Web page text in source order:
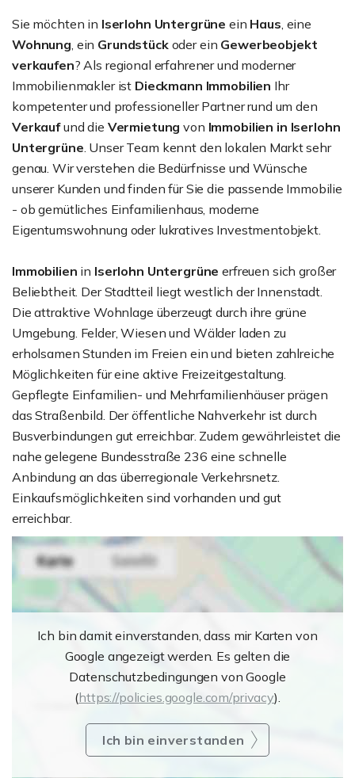
Sie möchten in Iserlohn Untergrüne ein Haus, eine
Wohnung, ein Grundstückoder ein Gewerbeobjekt
verkaufen? Als regional erfahrener und moderner
Immobilienmakler ist Dieckmann Immobilien Ihr
kompetenter und professioneller Partner rund um den
Verkaufund die Vermietungvon Immobilien in Iserlohn
Untergrüne. Unser Team kennt den lokalen Markt sehr
genau. Wir verstehen die Bedürfnisse und Wünsche
unserer Kunden und finden für Sie die passende Immobilie
- ob gemütliches Einfamilienhaus, moderne
Eigentumswohnung oder lukratives Investmentobjekt.
Immobilien in Iserlohn Untergrüneerfreuen sich großer
Beliebtheit. Der Stadtteil liegt westlich der Innenstadt.
Die attraktive Wohnlage überzeugt durch ihre grüne
Umgebung. Felder, Wiesen und Wälder laden zu
erholsamen Stunden im Freien ein und bieten zahlreiche
Möglichkeiten für eine aktive Freizeitgestaltung.
Gepflegte Einfamilien- und Mehrfamilienhäuser prägen
das Straßenbild. Der öffentliche Nahverkehr ist durch
Busverbindungen gut erreichbar. Zudem gewährleistet die
nahe gelegene Bundesstraße 236 eine schnelle
Anbindung an das überregionale Verkehrsnetz.
Einkaufsmöglichkeiten sind vorhanden und gut
erreichbar.
Ich bin damit einverstanden, dass mir Karten von
Google angezeigt werden. Es gelten die
Datenschutzbedingungen von Google
(https://policies.google.com/privacy).
Ich bin einverstanden